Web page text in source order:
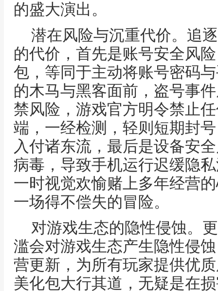
的盛大演出。
潜在风险与沉重代价。追
的代价，首先是账号安全风
包，等同于主动将账号密码
的木马与黑客面前，盗号事
禁风险，游戏官方明令禁止
端，一经检测，轻则短期封
入付诸东流，最后是设备安
病毒，导致手机运行迟缓隐
一时视觉欢愉赌上多年经营
一场得不偿失的冒险。
对游戏生态的隐性侵蚀。
滥会对游戏生态产生隐性侵
营更新，为所有玩家提供优
美化包大行其道，无疑是在